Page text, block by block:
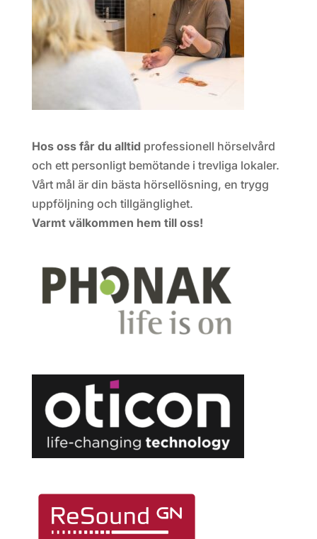
Hos oss får du alltid professionell hörselvård
och ett personligt bemötande i trevliga lokaler.
Vårt mål är din bästa hörsellösning, en trygg
uppföljning och tillgänglighet.
Varmt välkommen hem till oss!